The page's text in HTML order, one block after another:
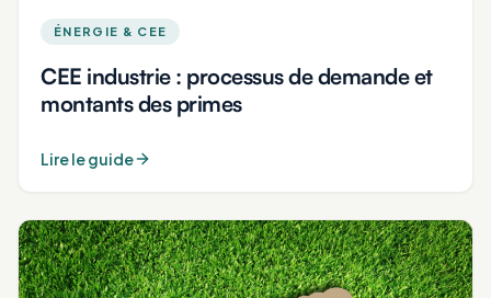
ÉNERGIE & CEE
CEE industrie : processus de demande et
montants des primes
Lire le guide